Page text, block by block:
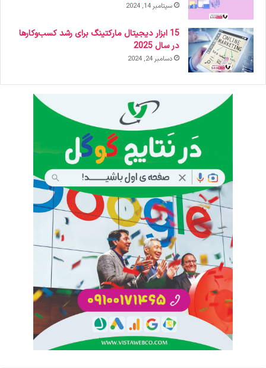
سپتامبر 14, 2024
15 ابزار دیجیتال مارکتینگ برای رشد کسب‌وکارها
در سال 2025
دسامبر 24, 2024